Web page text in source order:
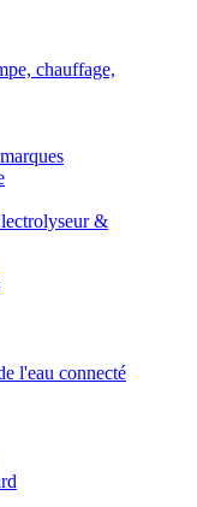
chauffage,
&
l'eau connecté